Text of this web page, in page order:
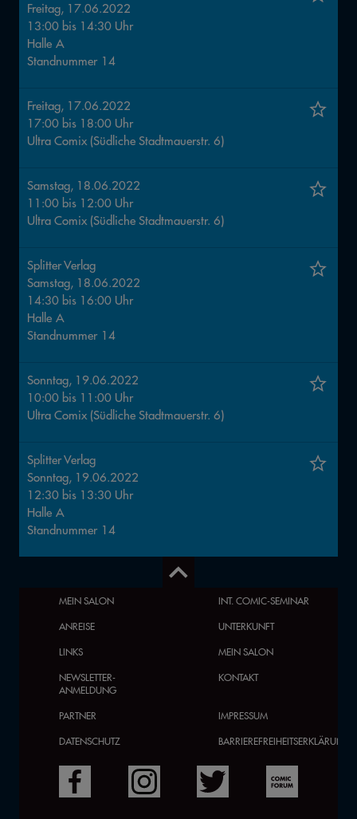
Freitag, 17.06.2022
13:00 bis 14:30 Uhr
Halle A
Standnummer 14
Freitag, 17.06.2022
17:00 bis 18:00 Uhr
Ultra Comix (Südliche Stadtmauerstr. 6)
Samstag, 18.06.2022
11:00 bis 12:00 Uhr
Ultra Comix (Südliche Stadtmauerstr. 6)
Splitter Verlag
Samstag, 18.06.2022
14:30 bis 16:00 Uhr
Halle A
Standnummer 14
Sonntag, 19.06.2022
10:00 bis 11:00 Uhr
Ultra Comix (Südliche Stadtmauerstr. 6)
Splitter Verlag
Sonntag, 19.06.2022
12:30 bis 13:30 Uhr
Halle A
Standnummer 14
MEIN SALON
INT. COMIC-SEMINAR
ANREISE
UNTERKUNFT
LINKS
MEIN SALON
NEWSLETTER-
ANMELDUNG
KONTAKT
PARTNER
IMPRESSUM
DATENSCHUTZ
BARRIEREFREIHEITSERKLÄRUNG